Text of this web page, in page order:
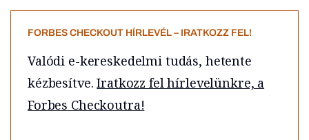
FORBES CHECKOUT HÍRLEVÉL – IRATKOZZ FEL!
Valódi e-kereskedelmi tudás, hetente
kézbesítve.Iratkozz fel hírlevelünkre, a
Forbes Checkoutra!